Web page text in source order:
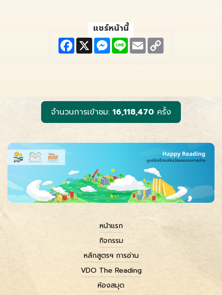
แชร์หน้านี้
F
a
c
X M
e
s
r
L
n
E
m
a
k
จำนวนการเข้าชม: 16,118,470 ครั้ง
หน้าแรก
กิจกรรม
หลักสูตรฯ การอ่าน
VDO The Reading
ห้องสมุด